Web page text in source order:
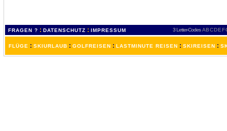
FRAGEN ? : DATENSCHUTZ : IMPRESSUM 3 Letter-Codes ABCDEF
FLÜGE : SKIURLAUB : GOLFREISEN : LASTMINUTE REISEN : SKIREISEN :